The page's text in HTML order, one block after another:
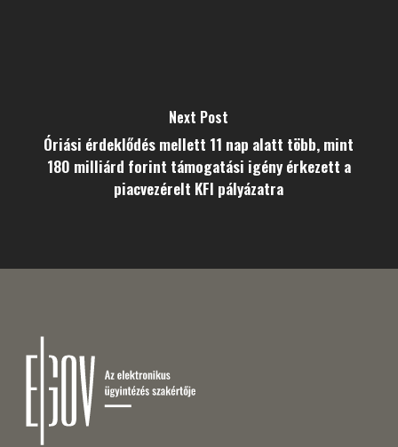
Next Post
Óriási érdeklődés mellett 11 nap alatt több, mint
180 milliárd forint támogatási igény érkezett a
piacvezérelt KFI pályázatra